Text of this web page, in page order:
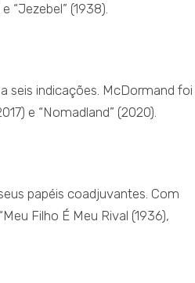
“Jezebel” (1938).
seis indicações. McDormand foi
e “Nomadland” (2020).
papéis coadjuvantes. Com
Filho É Meu Rival (1936),